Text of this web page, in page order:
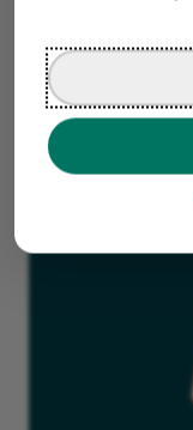
destinataire les
Prévenez vos
paiement
communication
malentendus.